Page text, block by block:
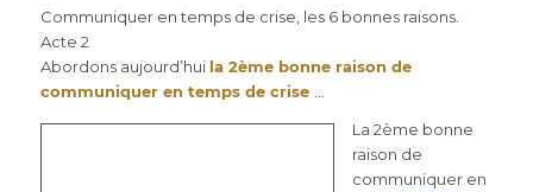
Communiquer en temps de crise, les 6 bonnes raisons.
Acte 2
Abordons aujourd’hui la 2ème bonne raison de
communiquer en temps de crise
La 2ème bonne
raison de
communiquer en